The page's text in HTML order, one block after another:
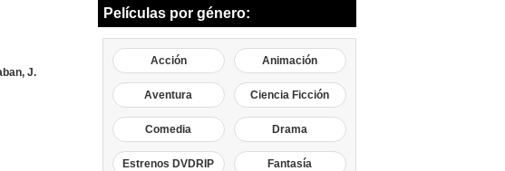
J.
Películas por género:
Acción Animación
Aventura Ciencia Ficción
Comedia Drama
Estrenos DVDRIP Fantasía